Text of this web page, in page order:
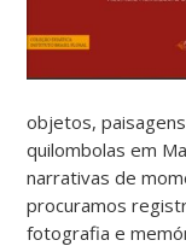
objetos,
quilombolas em
narrativas de
procuramos
fotografia e